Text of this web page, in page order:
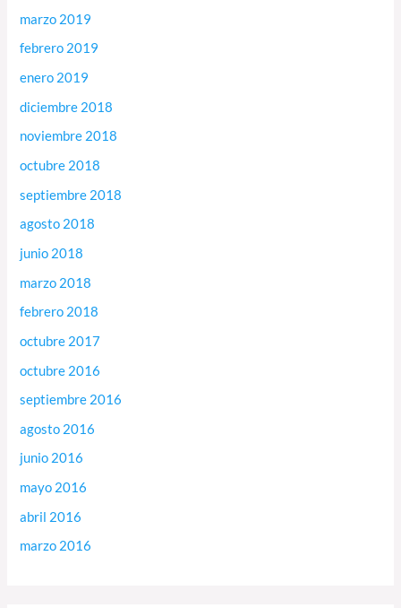
marzo 2019
febrero 2019
enero 2019
diciembre 2018
noviembre 2018
octubre 2018
septiembre 2018
agosto 2018
junio 2018
marzo 2018
febrero 2018
octubre 2017
octubre 2016
septiembre 2016
agosto 2016
junio 2016
mayo 2016
abril 2016
marzo 2016